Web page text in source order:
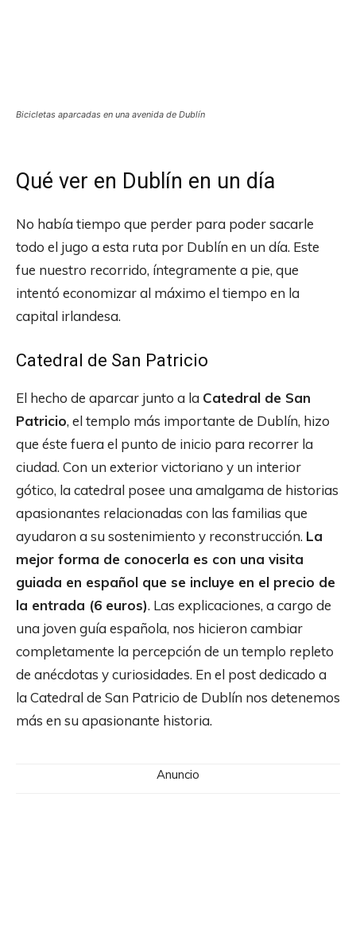
Bicicletas aparcadas en una avenida de Dublín
Qué ver en Dublín en un día
No había tiempo que perder para poder sacarle
todo el jugo a esta ruta por Dublín en un día. Este
fue nuestro recorrido, íntegramente a pie, que
intentó economizar al máximo el tiempo en la
capital irlandesa.
Catedral de San Patricio
El hecho de aparcar junto a la Catedral de San
Patricio, el templo más importante de Dublín, hizo
que éste fuera el punto de inicio para recorrer la
ciudad. Con un exterior victoriano y un interior
gótico, la catedral posee una amalgama de historias
apasionantes relacionadas con las familias que
ayudaron a su sostenimiento y reconstrucción. La
mejor forma de conocerla es con una visita
guiada en español que se incluye en el precio de
la entrada (6 euros). Las explicaciones, a cargo de
una joven guía española, nos hicieron cambiar
completamente la percepción de un templo repleto
de anécdotas y curiosidades. En el post dedicado a
la Catedral de San Patricio de Dublín nos detenemos
más en su apasionante historia.
Anuncio